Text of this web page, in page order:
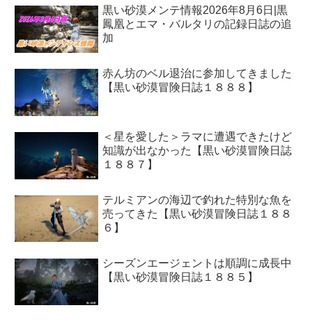
黒い砂漠メンテ情報2026年8月6日|黒
鳳凰とエマ・バルタリの記録日誌の追
加
赤ん坊のベル退治に参加してきました
【黒い砂漠冒険日誌１８８８】
＜星を愛した＞ラマに遭遇できたけど
知識が出なかった【黒い砂漠冒険日誌
１８８７】
テルミアンの海辺で釣れた特別な魚を
売ってきた【黒い砂漠冒険日誌１８８
６】
シーズンエージェントは順調に成長中
【黒い砂漠冒険日誌１８８５】